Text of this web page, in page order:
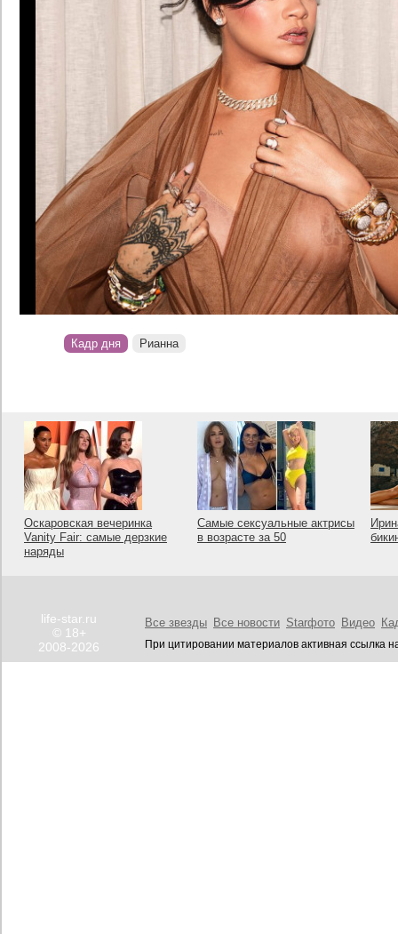
Кадр дня Рианна
Оскаровская вечеринка
Vanity Fair: самые дерзкие
наряды
Самые сексуальные актрисы
в возрасте за 50
life-star.ru
© 18+
2008-2026
Все звезды Все новости Starфото Видео
При цитировании материалов активная ссылка